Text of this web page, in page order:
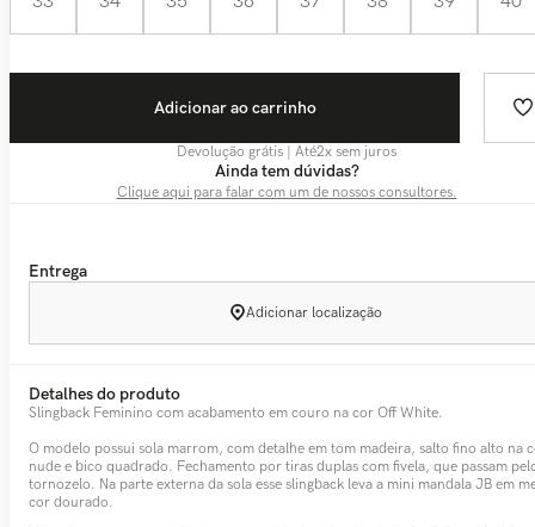
Adicionar ao carrinho
Devolução grátis | Até2x sem juros
Ainda tem dúvidas?
Clique aqui para falar com um de nossos consultores.
Entrega
Adicionar localização
Detalhes do produto
Slingback Feminino com acabamento em couro na cor Off White.
O modelo possui sola marrom, com detalhe em tom madeira, salto fino alto na
nude e bico quadrado. Fechamento por tiras duplas com fivela, que passam
tornozelo. Na parte externa da sola esse slingback leva a mini mandala JB em
cor dourado.